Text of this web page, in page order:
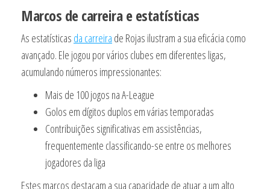
Marcos de carreira e estatísticas
As estatísticas da carreira de Rojas ilustram a sua eficácia como
avançado. Ele jogou por vários clubes em diferentes ligas,
acumulando números impressionantes:
Mais de 100 jogos na A-League
Golos em dígitos duplos em várias temporadas
Contribuições significativas em assistências,
frequentemente classificando-se entre os melhores
jogadores da liga
Estes marcos destacam a sua capacidade de atuar a um alto